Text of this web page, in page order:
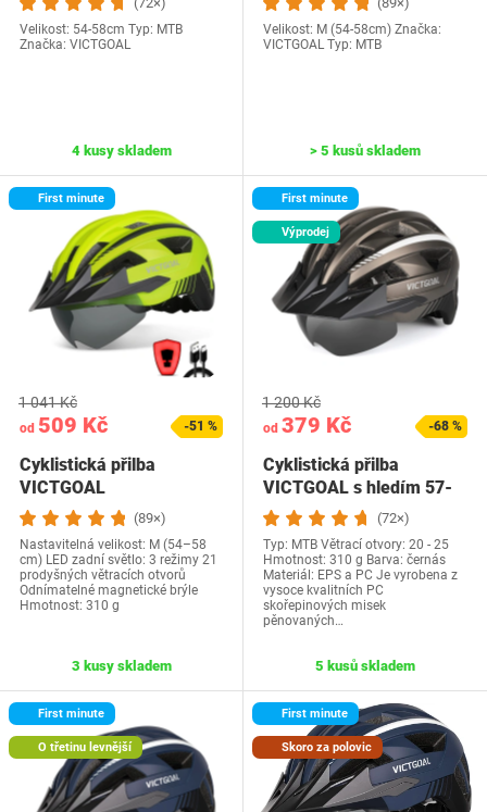
Velikost: 54-58cm Typ: MTB
Značka: VICTGOAL
4 kusy skladem
Velikost: M (54-58cm) Značka:
VICTGOAL Typ: MTB
> 5 kusů skladem
First minute
od 509 Kč
1 041 Kč
-51 %
Cyklistická přilba
VICTGOAL
(89×)
Nastavitelná velikost: M (54–58
cm) LED zadní světlo: 3 režimy 21
prodyšných větracích otvorů
Odnímatelné magnetické brýle
Hmotnost: 310 g
3 kusy skladem
First minute
Výprodej
od 379 Kč
1 200 Kč
-68 %
Cyklistická přilba
VICTGOAL s hledím 57-
61
(72×)
Typ: MTB Větrací otvory: 20 - 25
Hmotnost: 310 g Barva: černás
Materiál: EPS a PC Je vyrobena z
vysoce kvalitních PC
skořepinových misek
pěnovaných…
5 kusů skladem
First minute
O třetinu levnější
First minute
Skoro za polovic